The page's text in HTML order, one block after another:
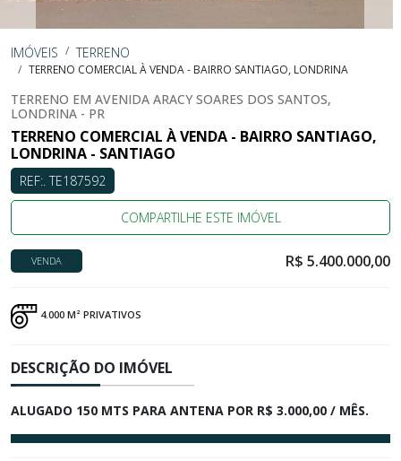
IMÓVEIS TERRENO
TERRENO COMERCIAL À VENDA - BAIRRO SANTIAGO, LONDRINA
TERRENO EM AVENIDA ARACY SOARES DOS SANTOS,
LONDRINA - PR
TERRENO COMERCIAL À VENDA - BAIRRO SANTIAGO,
LONDRINA - SANTIAGO
REF:. TE187592
COMPARTILHE ESTE IMÓVEL
VENDA R$ 5.400.000,00
4.000 M² PRIVATIVOS
DESCRIÇÃO DO IMÓVEL
ALUGADO 150 MTS PARA ANTENA POR R$ 3.000,00 / MÊS.